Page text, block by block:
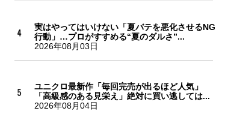
実はやってはいけない「夏バテを悪化させるNG
行動」…プロがすすめる“夏のダルさ”...
2026年08月03日
ユニクロ最新作「毎回完売が出るほど人気」
「高級感のある見栄え」絶対に買い逃しては...
2026年08月04日